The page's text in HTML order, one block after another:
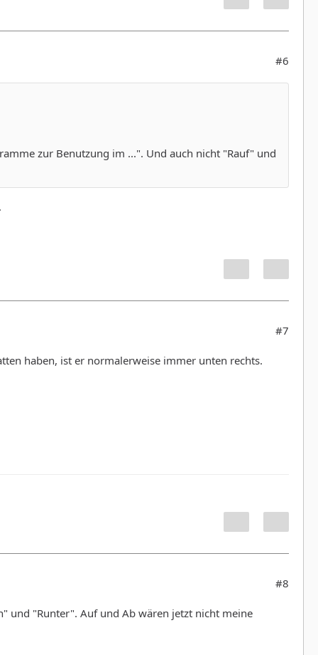
#6
zur Benutzung im ...". Und auch nicht "Rauf" und
#7
haben, ist er normalerweise immer unten rechts.
#8
und "Runter". Auf und Ab wären jetzt nicht meine